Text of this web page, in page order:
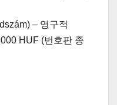
– 영구적
HUF (번호판 종